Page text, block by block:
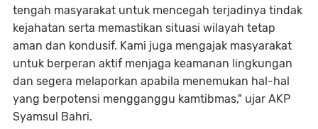
tengah masyarakat untuk mencegah terjadinya tindak
kejahatan serta memastikan situasi wilayah tetap
aman dan kondusif. Kami juga mengajak masyarakat
untuk berperan aktif menjaga keamanan lingkungan
dan segera melaporkan apabila menemukan hal-hal
yang berpotensi mengganggu kamtibmas," ujar AKP
Syamsul Bahri.